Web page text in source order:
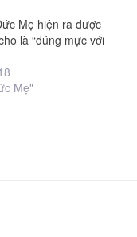
Mẹ hiện ra được
là “đúng mực với
Mẹ"